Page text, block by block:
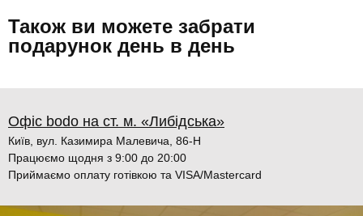
Також ви можете забрати
подарунок день в день
Офіс bodo на ст. м. «Либідська»
Київ, вул. Казимира Малевича, 86-Н
Працюємо щодня з 9:00 до 20:00
Приймаємо оплату готівкою та VISA/Mastercard